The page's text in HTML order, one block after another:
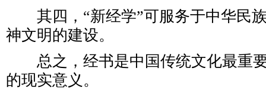
其四，“新经学”可服务于中华民
神文明的建设。
总之，经书是中国传统文化最重
的现实意义。